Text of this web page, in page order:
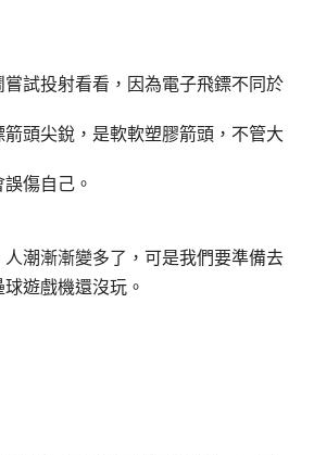
試投射看看，因為電子飛鏢不同於
頭尖銳，是軟軟塑膠箭頭，不管大
傷自己。
潮漸漸變多了，可是我們要準備去
遊戲機還沒玩。